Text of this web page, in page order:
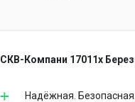
СКВ-Компани 17011х
Надёжная.